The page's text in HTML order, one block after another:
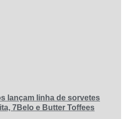
lançam linha de sorvetes
7Belo e Butter Toffees